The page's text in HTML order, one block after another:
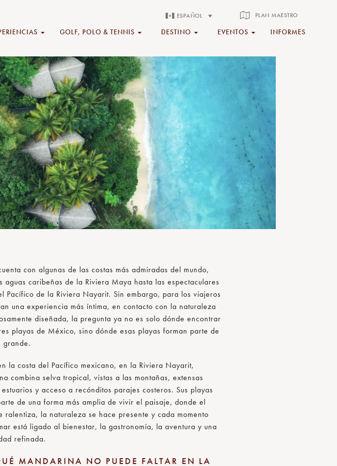
ESPAÑOL PLAN MAESTRO
GOLF, POLO & TENNIS DESTINO EVENTOS INFORMES
con algunas de las costas más admiradas del mundo,
aguas caribeñas de la Riviera Maya hasta las espectaculares
Pacífico de la Riviera Nayarit. Sin embargo, para los viajeros
una experiencia más íntima, en contacto con la naturaleza
diseñada, la pregunta ya no es solo dónde encontrar
playas de México, sino dónde esas playas forman parte de
grande.
la costa del Pacífico mexicano, en la Riviera Nayarit,
combina selva tropical, vistas a las montañas, extensas
y acceso a recónditos parajes costeros. Sus playas
de una forma más amplia de vivir el paisaje, donde el
ralentiza, la naturaleza se hace presente y cada momento
está ligado al bienestar, la gastronomía, la aventura y una
refinada.
MANDARINA NO PUEDE FALTAR EN LA